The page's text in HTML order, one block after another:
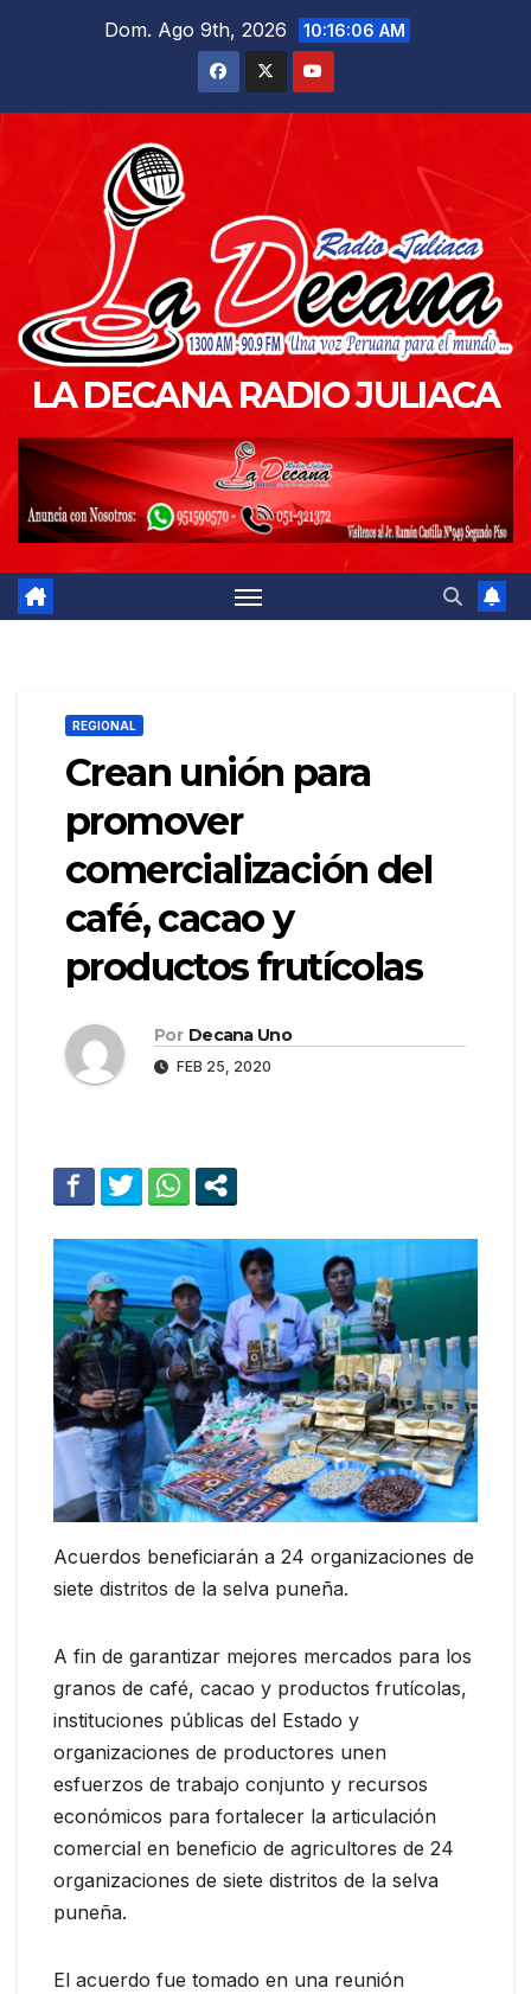
Dom. Ago 9th, 2026 10:16:07 AM
LA DECANA RADIO JULIACA
REGIONAL
Crean unión para
promover
comercialización del
café, cacao y
productos frutícolas
Por Decana Uno
FEB 25, 2020
Acuerdos beneficiarán a 24 organizaciones de
siete distritos de la selva puneña.
A fin de garantizar mejores mercados para los
granos de café, cacao y productos frutícolas,
instituciones públicas del Estado y
organizaciones de productores unen
esfuerzos de trabajo conjunto y recursos
económicos para fortalecer la articulación
comercial en beneficio de agricultores de 24
organizaciones de siete distritos de la selva
puneña.
El acuerdo fue tomado en una reunión